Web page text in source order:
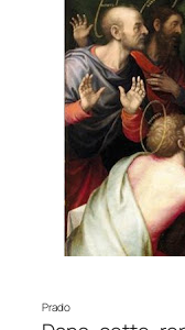
Jan Juanes –
Prado